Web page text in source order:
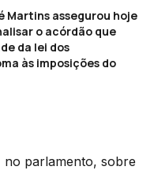
Martins assegurou hoje
o acórdão que
da lei dos
às imposições do
no parlamento, sobre